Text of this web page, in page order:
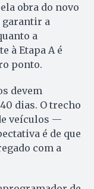
obra do novo
garantir a
a
à Etapa A é
ponto.
devem
dias. O trecho
veículos —
é de que
com a